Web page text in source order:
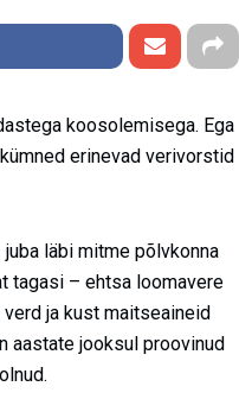
koosolemisega. Ega
erinevad verivorstid
läbi mitme põlvkonna
tagasi – ehtsa loomavere
ja kust maitseaineid
aastate jooksul proovinud